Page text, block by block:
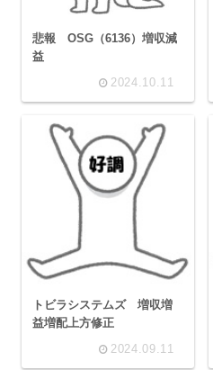
悲報 OSG（6136）増収減
益
2024.10.11
トビラシステムズ 増収増
益増配上方修正
2024.09.11